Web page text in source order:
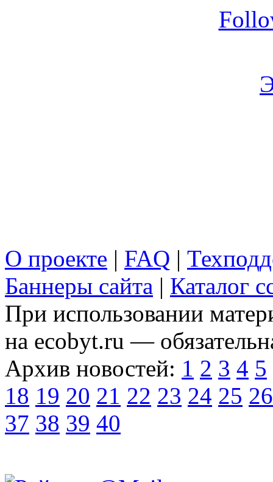
О проекте | FAQ |
Баннеры сайта | Каталог
При использовании
на ecobyt.ru —
Архив новостей: 1 2 3 4 5
18 19 20 21 22 23 24 25 26
37 38 39 40